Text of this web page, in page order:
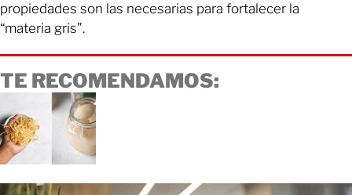
propiedades son las necesarias para fortalecer la
“materia gris”.
TE RECOMENDAMOS: